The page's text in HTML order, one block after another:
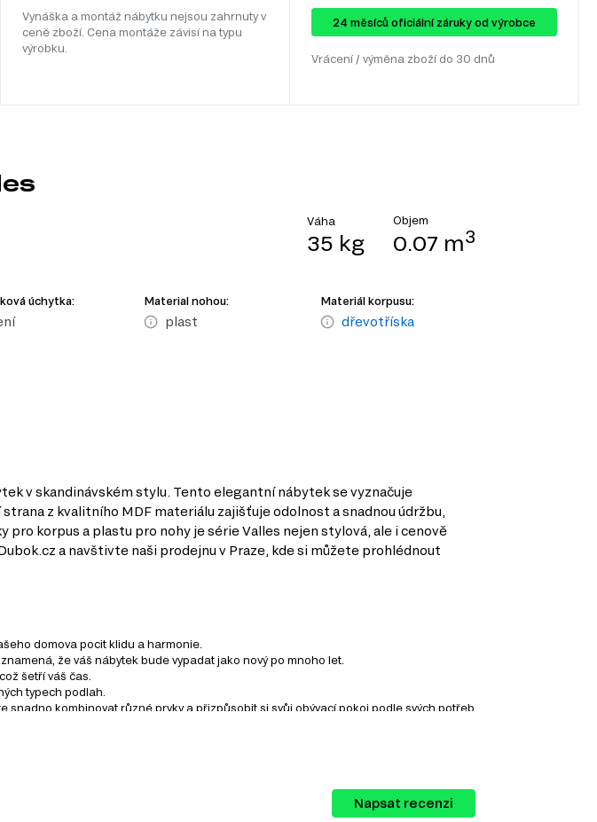
Vynáška a montáž nábytku nejsou zahrnuty v
ceně zboží. Cena montáže závisí na typu
výrobku.
24 ​​​​měsíců oficiální záruky od výrobce
Vrácení / výměna zboží do 30 dnů
Váha
35 kg
Objem
0.07 m3
úchytka: Material nohou:
plast
Materiál korpusu:
dřevotříska
v skandinávském stylu. Tento elegantní nábytek se vyznačuje
z kvalitního MDF materiálu zajišťuje odolnost a snadnou údržbu,
korpus a plastu pro nohy je série Valles nejen stylová, ale i cenově
a navštivte naši prodejnu v Praze, kde si můžete prohlédnout
domova pocit klidu a harmonie.
že váš nábytek bude vypadat jako nový po mnoho let.
šetří váš čas.
typech podlah.
kombinovat různé prvky a přizpůsobit si svůj obývací pokoj podle svých potřeb
pokoj. Zde jsou kategorie, ze kterých si můžete vybírat:Napsat recenzi